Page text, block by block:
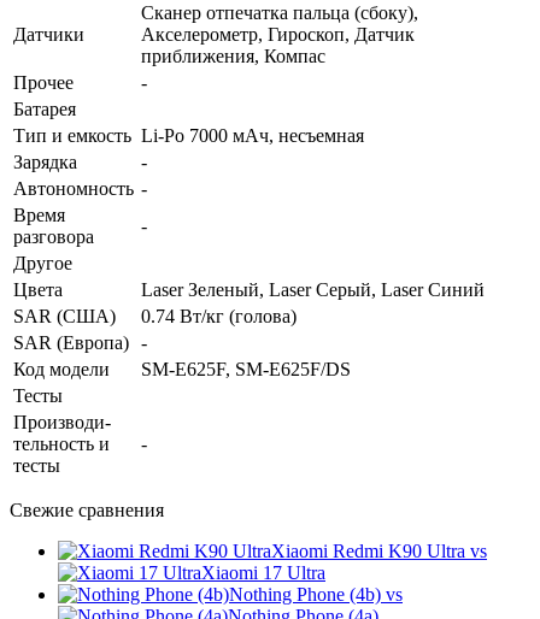
Датчики
Сканер отпечатка пальца (сбоку),
Акселерометр, Гироскоп, Датчик
приближения, Компас
Прочее
-
Батарея
Тип и емкость Li-Po 7000 мАч, несъемная
Зарядка
-
Автоно­мность -
Время
разговора
-
Другое
Цвета
Laser Зеленый, Laser Серый, Laser Синий
SAR (США)
0.74 Вт/кг (голова)
SAR (Европа) -
Код модели
SM-E625F, SM-E625F/DS
Тесты
Производи­
тельность и
тесты
-
Свежие сравнения
Xiaomi Redmi K90 Ultra vs
Xiaomi 17 Ultra
Nothing Phone (4b) vs